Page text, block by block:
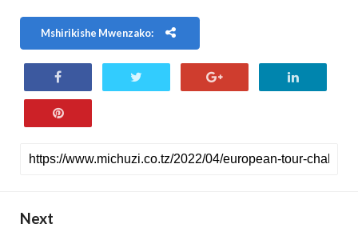
Mshirikishe Mwenzako:
Next